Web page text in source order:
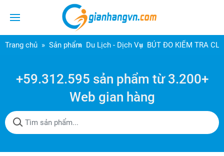
Trang chủ Sản phẩm Du Lịch - Dịch Vụ BÚT ĐO KIỂM TRA
+59.312.595 sản phẩm từ 3.200+
Web gian hàng